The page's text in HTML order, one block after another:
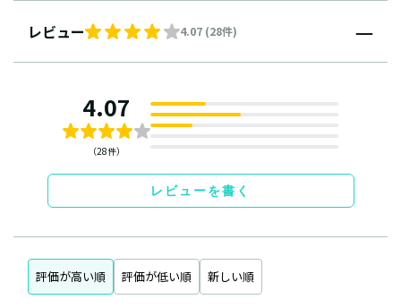
レビュー 4.07 (28件)
4.07
（28件）
レビューを書く
評価が高い順 評価が低い順 新しい順